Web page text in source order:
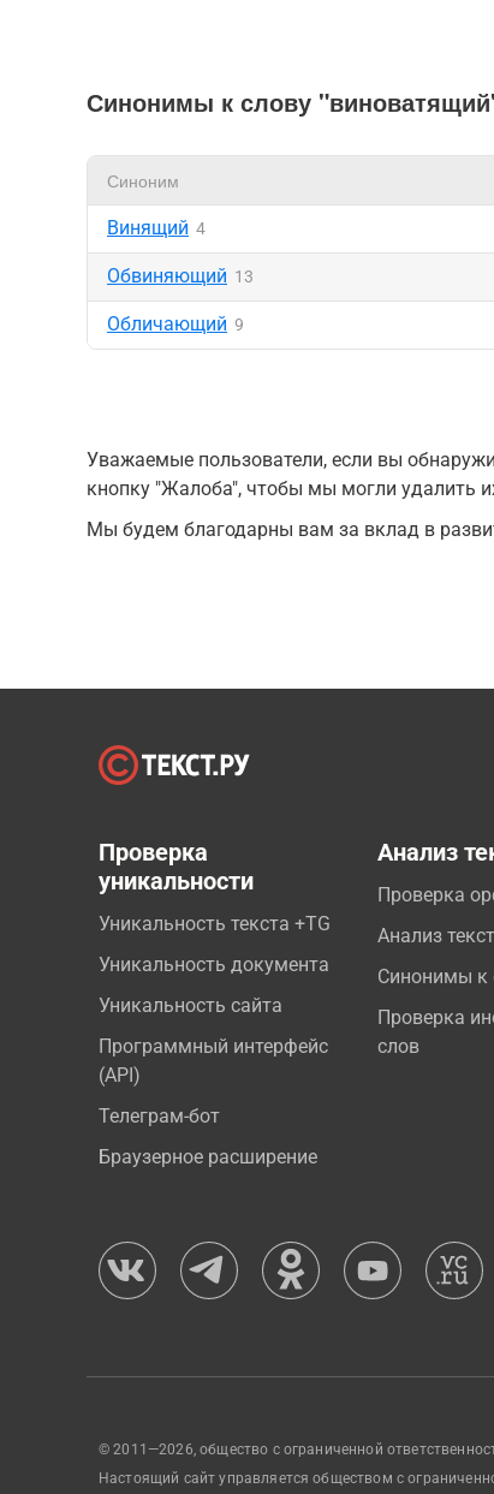
Синонимы к слову
Синоним
Винящий 4
Обвиняющий 13
Обличающий 9
Уважаемые пользователи, если вы
кнопку "Жалоба", чтобы мы могли удалить
Мы будем благодарны вам за вклад в
Проверка
уникальности
Уникальность текста +TG
Уникальность документа
Уникальность сайта
Программный интерфейс
(API)
Телеграм-бот
Браузерное расширение
Анализ
Проверка
Анализ
Синонимы к
Проверка
слов
© 2011—2026, общество с ограниченной
Настоящий сайт управляется обществом с